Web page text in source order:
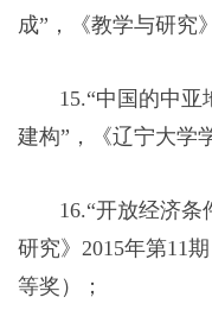
成”，《教学与研究
15.“中国的中
建构”，《辽宁大学
16.“开放经济
研究》2015年第11
等奖）；